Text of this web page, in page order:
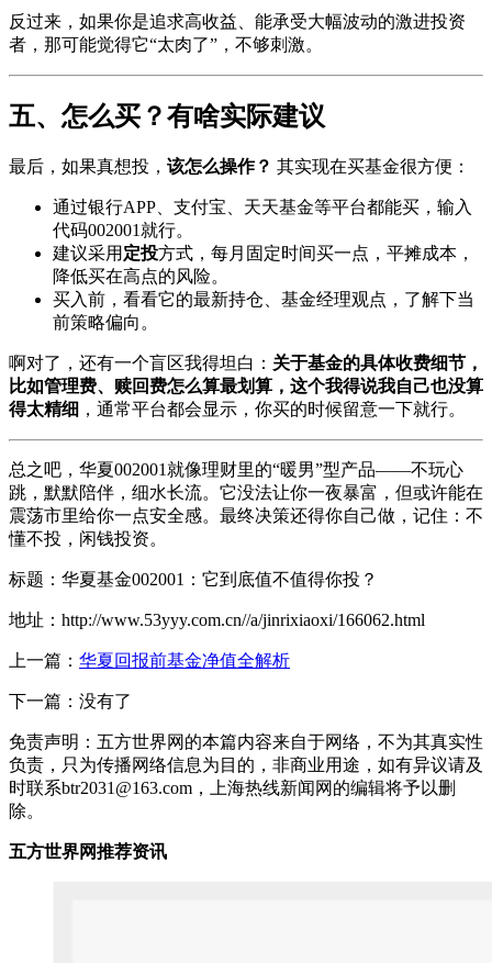
反过来，如果你是追求高收益、能承受大幅波动的激进投资
者，那可能觉得它“太肉了”，不够刺激。
五、怎么买？有啥实际建议
最后，如果真想投， 该怎么操作？ 其实现在买基金很方便：
通过银行APP、支付宝、天天基金等平台都能买，输入
代码002001就行。
建议采用 定投方式，每月固定时间买一点，平摊成本，
降低买在高点的风险。
买入前，看看它的最新持仓、基金经理观点，了解下当
前策略偏向。
啊对了，还有一个盲区我得坦白： 关于基金的具体收费细节，
比如管理费、赎回费怎么算最划算，这个我得说我自己也没算
得太精细 ，通常平台都会显示，你买的时候留意一下就行。
总之吧，华夏002001就像理财里的“暖男”型产品——不玩心
跳，默默陪伴，细水长流。它没法让你一夜暴富，但或许能在
震荡市里给你一点安全感。最终决策还得你自己做，记住：不
懂不投，闲钱投资。
标题：华夏基金002001：它到底值不值得你投？
地址：http://www.53yyy.com.cn//a/jinrixiaoxi/166062.html
上一篇： 华夏回报前基金净值全解析
下一篇：没有了
免责声明：五方世界网的本篇内容来自于网络，不为其真实性
负责，只为传播网络信息为目的，非商业用途，如有异议请及
时联系btr2031@163.com，上海热线新闻网的编辑将予以删
除。
五方世界网推荐资讯